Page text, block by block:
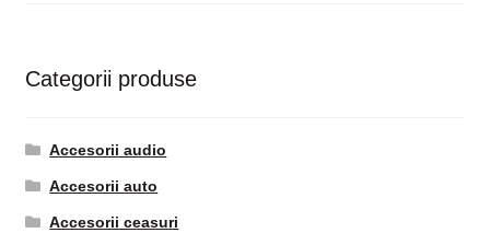
Categorii produse
Accesorii audio
Accesorii auto
Accesorii ceasuri